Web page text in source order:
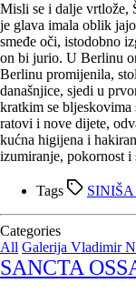
Misli se i dalje vrtlože,
je glava imala oblik
smeđe oči, istodobno
on bi jurio. U Berlinu
Berlinu promijenila,
današnjice, sjedi u
kratkim se
ratovi i nove dijete,
kućna higijena i
izumiranje, pokornost i
Tags
Categories
All Galerija Vladimir
SANCTA